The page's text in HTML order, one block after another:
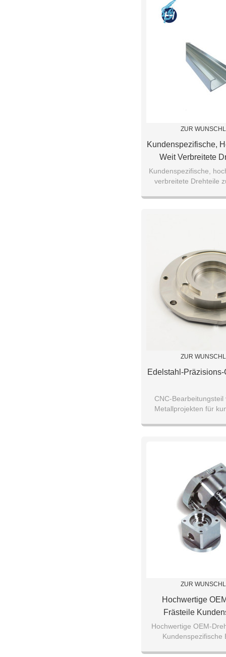
ZUR
Kundenspezifische,
Weit Verbreitete
Drehen Von
Kundenspezifische,
verbreitete Drehteile
ZUR
Edelstahl-
CNC-Bearbeitungsteil
Metallprojekten für
ZUR
Hochwertige
Frästeile
Hochwertige OEM-
Kundenspezifische